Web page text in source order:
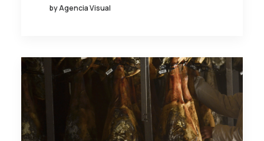
by Agencia Visual